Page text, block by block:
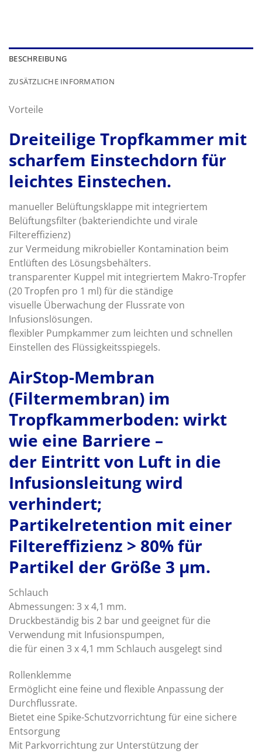
BESCHREIBUNG
ZUSÄTZLICHE INFORMATION
Vorteile
Dreiteilige Tropfkammer mit
scharfem Einstechdorn für
leichtes Einstechen.
manueller Belüftungsklappe mit integriertem
Belüftungsfilter (bakteriendichte und virale
Filtereffizienz)
zur Vermeidung mikrobieller Kontamination beim
Entlüften des Lösungsbehälters.
transparenter Kuppel mit integriertem Makro-Tropfer
(20 Tropfen pro 1 ml) für die ständige
visuelle Überwachung der Flussrate von
Infusionslösungen.
flexibler Pumpkammer zum leichten und schnellen
Einstellen des Flüssigkeitsspiegels.
AirStop-Membran
(Filtermembran) im
Tropfkammerboden: wirkt
wie eine Barriere –
der Eintritt von Luft in die
Infusionsleitung wird
verhindert;
Partikelretention mit einer
Filtereffizienz > 80% für
Partikel der Größe 3 µm.
Schlauch
Abmessungen: 3 x 4,1 mm.
Druckbeständig bis 2 bar und geeignet für die
Verwendung mit Infusionspumpen,
die für einen 3 x 4,1 mm Schlauch ausgelegt sind
Rollenklemme
Ermöglicht eine feine und flexible Anpassung der
Durchflussrate.
Bietet eine Spike-Schutzvorrichtung für eine sichere
Entsorgung
Mit Parkvorrichtung zur Unterstützung der